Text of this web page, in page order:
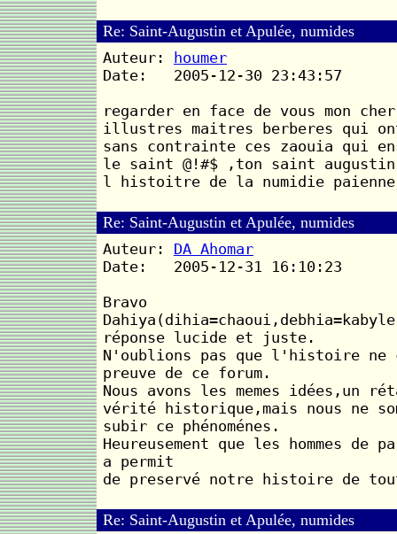
Re: Saint-Augustin et Apulée, numides
Auteur:
houmer
Date: 2005-12-30 23:43:57
regarder en face de vous mon
illustres maitres berberes qui
sans contrainte ces zaouia qui
le saint @!#$ ,ton saint
l histoitre de la numidie paienne
Re: Saint-Augustin et Apulée, numides
Auteur: DA Ahomar
Date: 2005-12-31 16:10:23
Bravo
réponse lucide et juste.
N'oublions pas que l'histoire ne
preuve de ce forum.
Nous avons les memes idées,un
vérité historique,mais nous ne
subir ce phénoménes.
Heureusement que les hommes
a permit
de preservé notre histoire de
Re: Saint-Augustin et Apulée, numides